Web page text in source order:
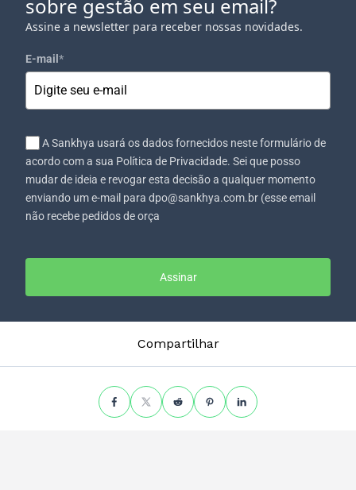
sobre gestão em seu email?
Assine a newsletter para receber nossas novidades.
E-mail *
A Sankhya usará os dados fornecidos neste formulário de
acordo com a sua Política de Privacidade. Sei que posso
mudar de ideia e revogar esta decisão a qualquer momento
enviando um e-mail para dpo@sankhya.com.br (esse email
não recebe pedidos de orça
Assinar
Compartilhar